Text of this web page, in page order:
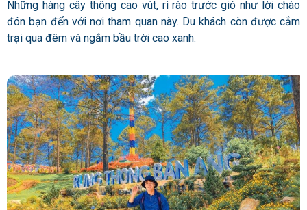
Những hàng cây thông cao vút, rì rào trước gió như lời chào
đón bạn đến với nơi tham quan này. Du khách còn được cắm
trại qua đêm và ngắm bầu trời cao xanh.